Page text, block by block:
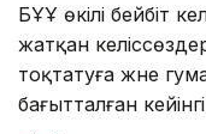
БҰҰ өкілі бейбіт
жатқан
тоқтатуға және
бағытталған